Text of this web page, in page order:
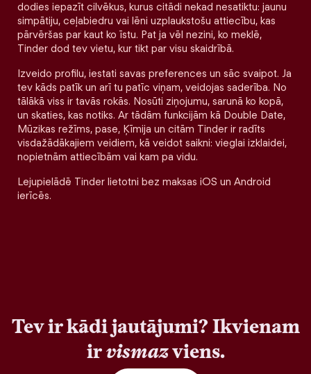
dodies iepazīt cilvēkus, kurus citādi nekad nesatiktu: jaunu
simpātiju, ceļabiedru vai lēni uzplaukstošu attiecību, kas
pārvēršas par kaut ko īstu. Pat ja vēl nezini, ko meklē,
Tinder dod tev vietu, kur tikt par visu skaidrībā.
Izveido profilu, iestati savas preferences un sāc svaipot. Ja
tev kāds patīk un arī tu patīc viņam, veidojas saderība. No
tālākā viss ir tavās rokās. Nosūti ziņojumu, sarunā ko kopā,
un skaties, kas notiks. Ar tādām funkcijām kā Double Date,
Mūzikas režīms, pase, Ķīmija un citām Tinder ir radīts
visdažādākajiem veidiem, kā veidot saikni: vieglai izklaidei,
nopietnām attiecībām vai kam pa vidu.
Lejupielādē Tinder lietotni bez maksas iOS un Android
ierīcēs.
Tev ir kādi jautājumi? Ikvienam
irvismazviens.